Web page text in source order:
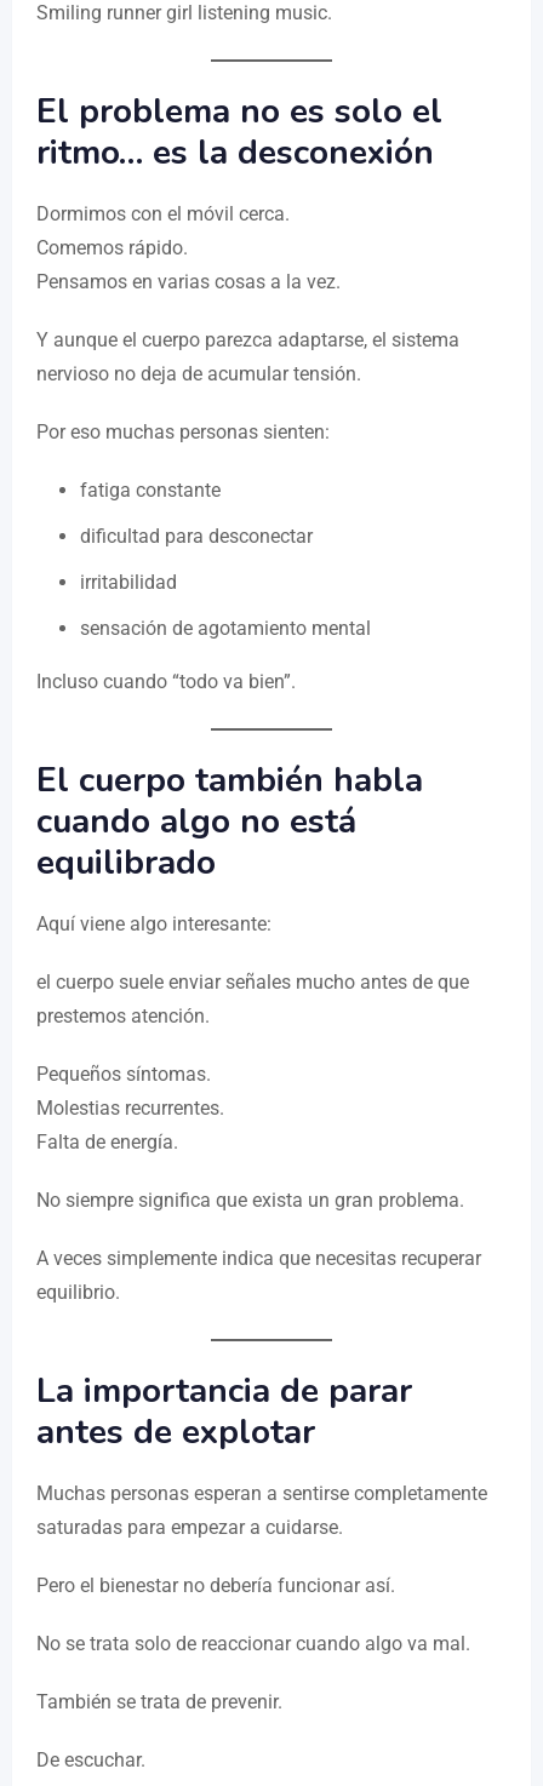
Smiling runner girl listening music.
El problema no es solo el
ritmo… es la desconexión
Dormimos con el móvil cerca.
Comemos rápido.
Pensamos en varias cosas a la vez.
Y aunque el cuerpo parezca adaptarse, el sistema
nervioso no deja de acumular tensión.
Por eso muchas personas sienten:
fatiga constante
dificultad para desconectar
irritabilidad
sensación de agotamiento mental
Incluso cuando “todo va bien”.
El cuerpo también habla
cuando algo no está
equilibrado
Aquí viene algo interesante:
el cuerpo suele enviar señales mucho antes de que
prestemos atención.
Pequeños síntomas.
Molestias recurrentes.
Falta de energía.
No siempre significa que exista un gran problema.
A veces simplemente indica que necesitas recuperar
equilibrio.
La importancia de parar
antes de explotar
Muchas personas esperan a sentirse completamente
saturadas para empezar a cuidarse.
Pero el bienestar no debería funcionar así.
No se trata solo de reaccionar cuando algo va mal.
También se trata de prevenir.
De escuchar.